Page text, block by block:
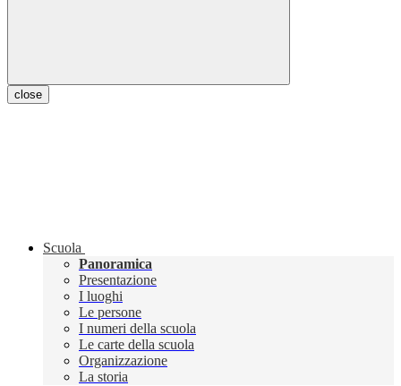
close
Scuola
Panoramica
Presentazione
I luoghi
Le persone
I numeri della scuola
Le carte della scuola
Organizzazione
La storia